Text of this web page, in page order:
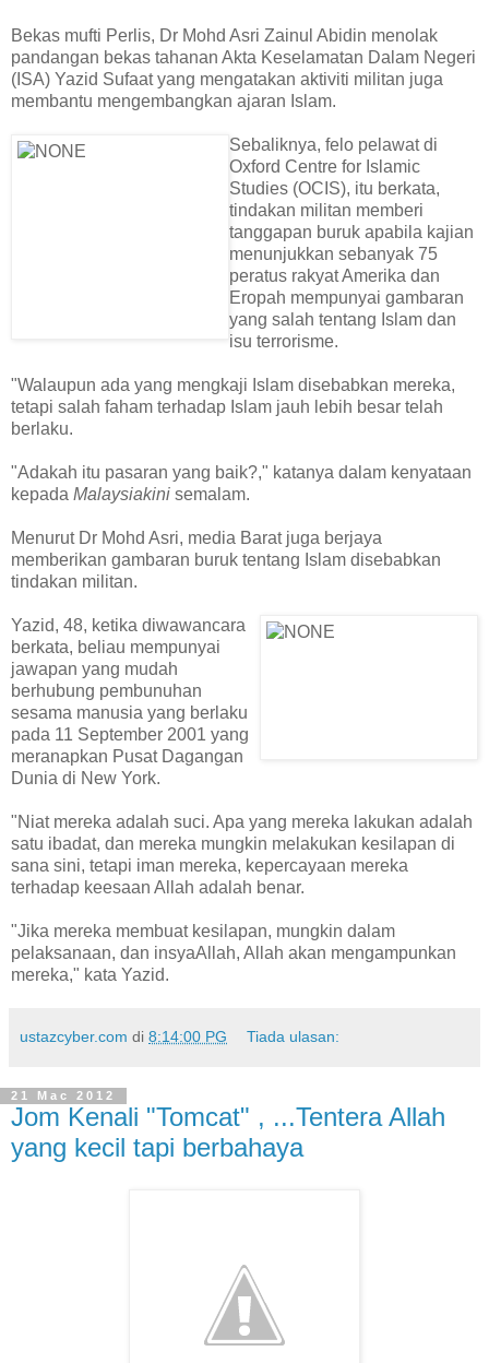
Bekas mufti Perlis, Dr Mohd Asri Zainul Abidin menolak
pandangan bekas tahanan Akta Keselamatan Dalam Negeri
(ISA) Yazid Sufaat yang mengatakan aktiviti militan juga
membantu mengembangkan ajaran Islam.
Sebaliknya, felo pelawat di
Oxford Centre for Islamic
Studies (OCIS), itu berkata,
tindakan militan memberi
tanggapan buruk apabila kajian
menunjukkan sebanyak 75
peratus rakyat Amerika dan
Eropah mempunyai gambaran
yang salah tentang Islam dan
isu terrorisme.
"Walaupun ada yang mengkaji Islam disebabkan mereka,
tetapi salah faham terhadap Islam jauh lebih besar telah
berlaku.
"Adakah itu pasaran yang baik?," katanya dalam kenyataan
kepada Malaysiakini semalam.
Menurut Dr Mohd Asri, media Barat juga berjaya
memberikan gambaran buruk tentang Islam disebabkan
tindakan militan.
Yazid, 48, ketika diwawancara
berkata, beliau mempunyai
jawapan yang mudah
berhubung pembunuhan
sesama manusia yang berlaku
pada 11 September 2001 yang
meranapkan Pusat Dagangan
Dunia di New York.
"Niat mereka adalah suci. Apa yang mereka lakukan adalah
satu ibadat, dan mereka mungkin melakukan kesilapan di
sana sini, tetapi iman mereka, kepercayaan mereka
terhadap keesaan Allah adalah benar.
"Jika mereka membuat kesilapan, mungkin dalam
pelaksanaan, dan insyaAllah, Allah akan mengampunkan
mereka," kata Yazid.
ustazcyber.com di 8:14:00 PG Tiada ulasan:
21 Mac 2012
Jom Kenali "Tomcat" , ...Tentera Allah
yang kecil tapi berbahaya